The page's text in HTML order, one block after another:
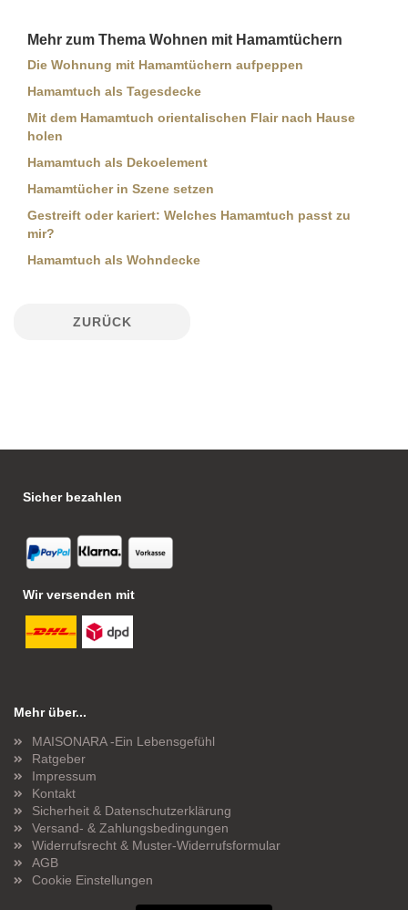
Mehr zum Thema Wohnen mit Hamamtüchern
Die Wohnung mit Hamamtüchern aufpeppen
Hamamtuch als Tagesdecke
Mit dem Hamamtuch orientalischen Flair nach Hause
holen
Hamamtuch als Dekoelement
Hamamtücher in Szene setzen
Gestreift oder kariert: Welches Hamamtuch passt zu
mir?
Hamamtuch als Wohndecke
ZURÜCK
Sicher bezahlen
Wir versenden mit
Mehr über...
MAISONARA -Ein Lebensgefühl
Ratgeber
Impressum
Kontakt
Sicherheit & Datenschutzerklärung
Versand- & Zahlungsbedingungen
Widerrufsrecht & Muster-Widerrufsformular
AGB
Cookie Einstellungen